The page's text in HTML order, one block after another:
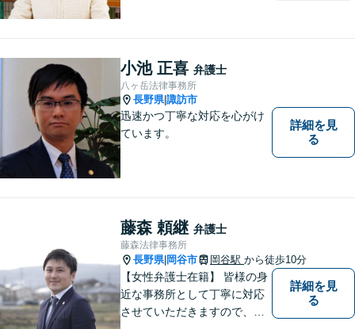
ます。より良い解決ができる
ようサポートしたいと考えて
おります。
小池 正喜 弁護士
八ヶ岳法律事務所
長野県|諏訪市
迅速かつ丁寧な対応を心がけ
ています。
詳細を見
る
藤森 頼継 弁護士
藤森法律事務所
長野県| 岡谷市 岡谷駅 から徒歩10分
【女性弁護士在籍】 皆様の身
近な事務所として丁寧に対応
させていただきますので、お
詳細を見
る